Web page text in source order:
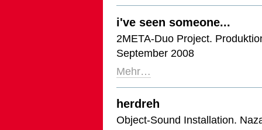
i've seen someone...
2META-Duo Project.
September 2008
Mehr…
herdreh
Object-Sound Installation.